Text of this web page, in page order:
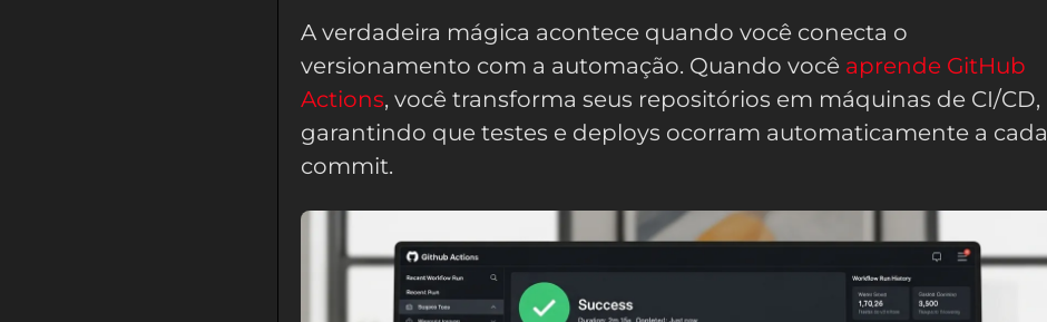
A verdadeira mágica acontece quando você conecta o
versionamento com a automação. Quando você aprende GitHub
Actions, você transforma seus repositórios em máquinas de CI/CD,
garantindo que testes e deploys ocorram automaticamente a cada
commit.